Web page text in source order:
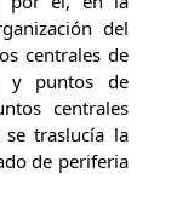
del
centrales de
y puntos de
centrales
traslucía la
de periferia